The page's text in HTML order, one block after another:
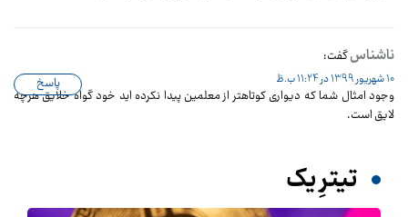
ناشناسگفت:
10 شهریور 1399 در 11:24 ب.ظ
وجود امثال شما که دیواری کوتاهتر از معلمین پیدا نکرده اید خود گواه خلایق هرچه
لایق است.
پاسخ
تیترِ یک